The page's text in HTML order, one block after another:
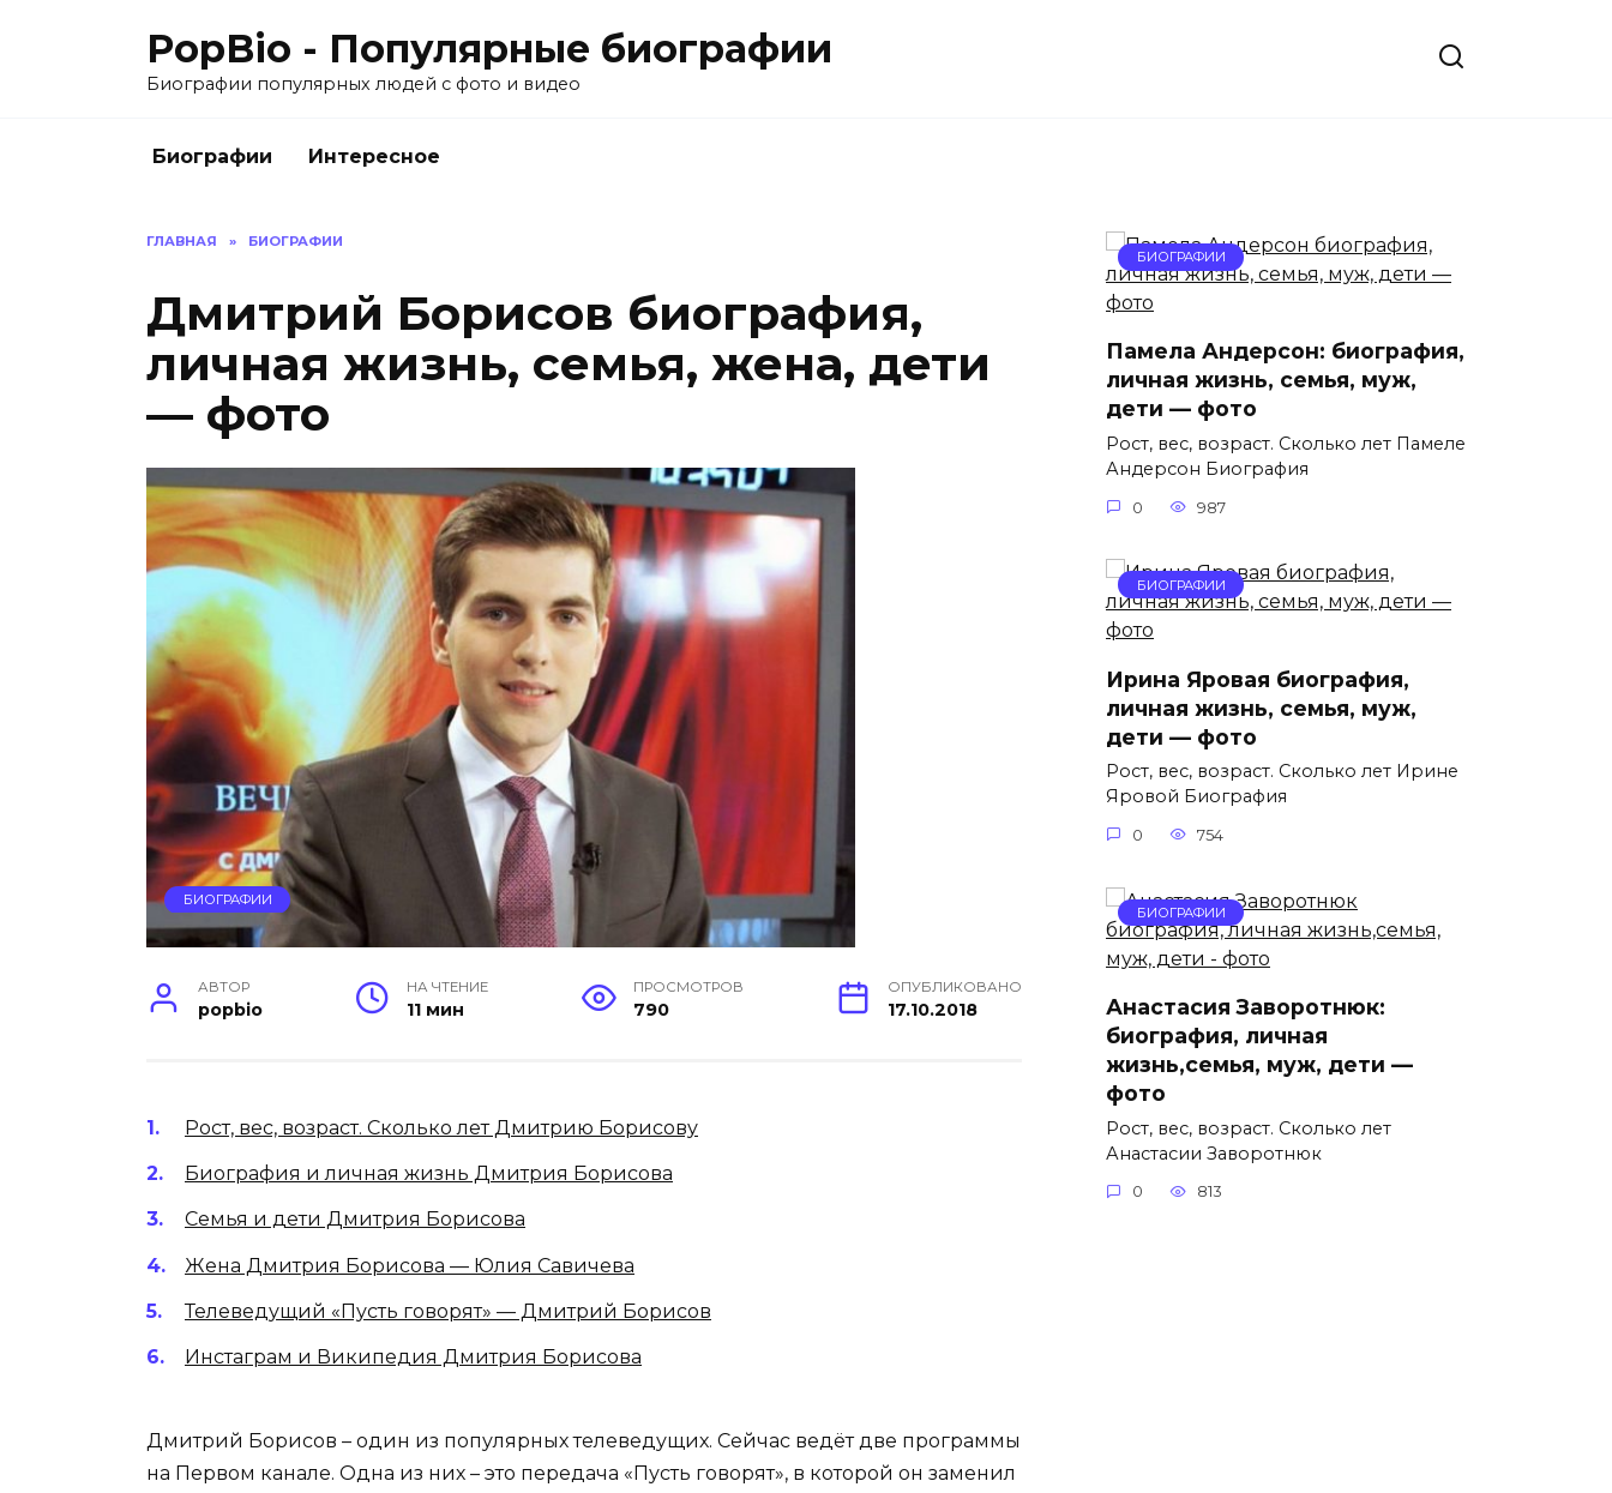
PopBio - Популярные биографии
Биографии популярных людей с фото и видео
Биографии Интересное
ГЛАВНАЯ » БИОГРАФИИ
Дмитрий Борисов биография,
личная жизнь, семья, жена, дети
— фото
БИОГРАФИИ
АВТОР
popbio
НА ЧТЕНИЕ
11 мин
ПРОСМОТРОВ
790
ОПУБЛИКОВАНО
17.10.2018
Рост, вес, возраст. Сколько лет Дмитрию Борисову
Биография и личная жизнь Дмитрия Борисова
Семья и дети Дмитрия Борисова
Жена Дмитрия Борисова — Юлия Савичева
Телеведущий «Пусть говорят» — Дмитрий Борисов
Инстаграм и Википедия Дмитрия Борисова
Дмитрий Борисов – один из популярных телеведущих. Сейчас ведёт две программы
на Первом канале. Одна из них – это передача «Пусть говорят», в которой он заменил
БИОГРАФИИ
Памела Андерсон: биография,
личная жизнь, семья, муж,
дети — фото
Рост, вес, возраст. Сколько лет Памеле
Андерсон Биография
0 987
БИОГРАФИИ
Ирина Яровая биография,
личная жизнь, семья, муж,
дети — фото
Рост, вес, возраст. Сколько лет Ирине
Яровой Биография
0 754
БИОГРАФИИ
Анастасия Заворотнюк:
биография, личная
жизнь,семья, муж, дети —
фото
Рост, вес, возраст. Сколько лет
Анастасии Заворотнюк
0 813